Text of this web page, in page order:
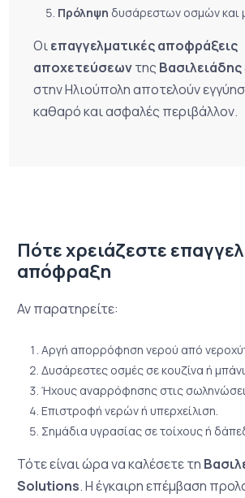
Πρόληψη δυσάρεστων οσμών και
Οιεπαγγελματικές αποφράξεις
αποχετεύσεωντης
στην Ηλιούπολη αποτελούν
καθαρό και ασφαλές περιβάλλον.
Πότε χρειάζεστε
απόφραξη
Αν παρατηρείτε:
Αργή απορρόφηση νερού από
Δυσάρεστες οσμές σε κουζίνα ή
Ήχους αναρρόφησης στις
Επιστροφή νερών ή υπερχείλιση.
Σημάδια υγρασίας σε τοίχους ή
Τότε είναι ώρα να καλέσετε τη
Solutions. Η έγκαιρη επέμβαση